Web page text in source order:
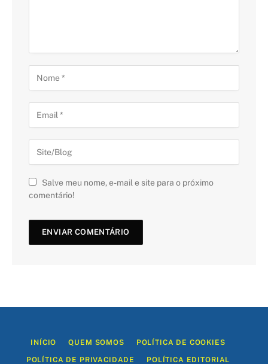
Salve meu nome, e-mail e site para o próximo
comentário!
INÍCIO QUEM SOMOS POLÍTICA DE COOKIES
POLÍTICA DE PRIVACIDADE POLÍTICA EDITORIAL